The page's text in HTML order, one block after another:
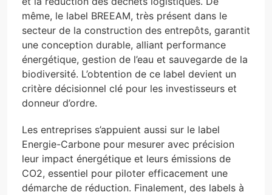
même, le label BREEAM, très présent dans le
secteur de la construction des entrepôts, garantit
une conception durable, alliant performance
énergétique, gestion de l’eau et sauvegarde de la
biodiversité. L’obtention de ce label devient un
critère décisionnel clé pour les investisseurs et
donneur d’ordre.
Les entreprises s’appuient aussi sur le label
Energie-Carbone pour mesurer avec précision
leur impact énergétique et leurs émissions de
CO2, essentiel pour piloter efficacement une
démarche de réduction. Finalement, des labels à